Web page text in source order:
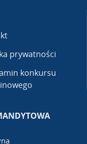
prywatności
konkursu